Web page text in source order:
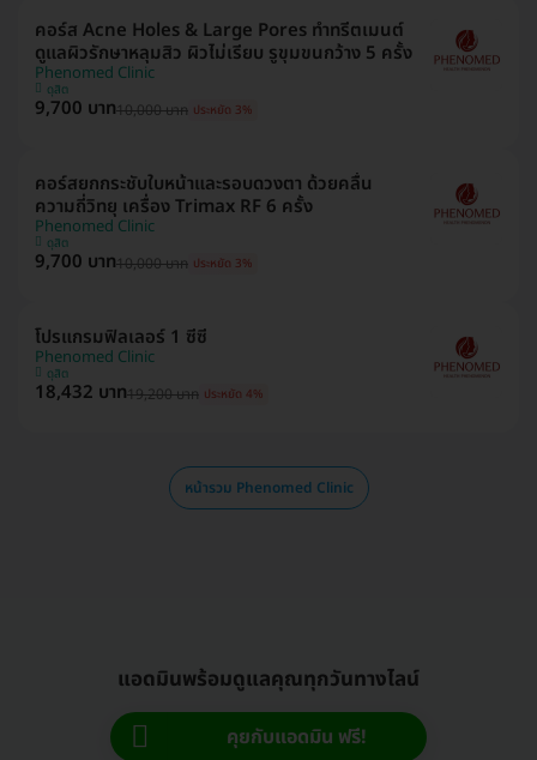
คอร์ส Acne Holes & Large Pores ทำทรีตเมนต์
ดูแลผิวรักษาหลุมสิว ผิวไม่เรียบ รูขุมขนกว้าง 5 ครั้ง
Phenomed Clinic
ดุสิต
9,700 บาท10,000 บาท ประหยัด 3%
คอร์สยกกระชับใบหน้าและรอบดวงตา ด้วยคลื่น
ความถี่วิทยุ เครื่อง Trimax RF 6 ครั้ง
Phenomed Clinic
ดุสิต
9,700 บาท10,000 บาท ประหยัด 3%
โปรแกรมฟิลเลอร์ 1 ซีซี
Phenomed Clinic
ดุสิต
18,432 บาท19,200 บาท ประหยัด 4%
หน้ารวม Phenomed Clinic
แอดมินพร้อมดูแลคุณทุกวันทางไลน์
คุยกับแอดมิน ฟรี!